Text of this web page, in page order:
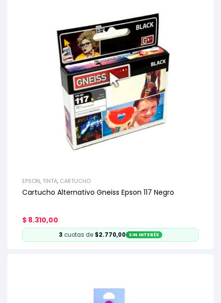
EPSON, TINTA, CARTUCHO
Cartucho Alternativo Gneiss Epson 117 Negro
$ 8.310,00
3 cuotas de $2.770,00 SIN INTERÉS